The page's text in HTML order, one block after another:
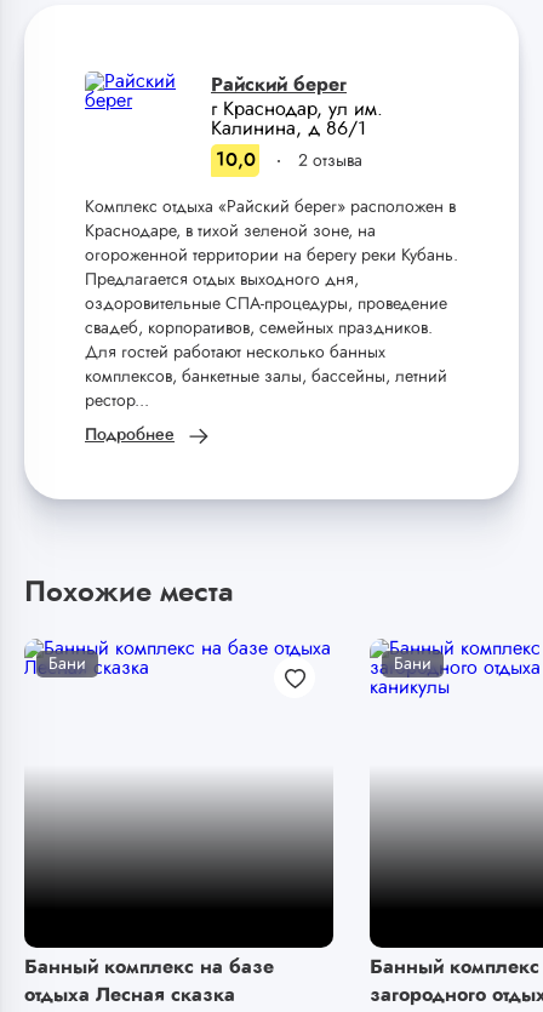
Райский берег
г Краснодар, ул им.
Калинина, д 86/1
10,0
2 отзыва
Комплекс отдыха «Райский берег» расположен в
Краснодаре, в тихой зеленой зоне, на
огороженной территории на берегу реки Кубань.
Предлагается отдых выходного дня,
оздоровительные СПА-процедуры, проведение
свадеб, корпоративов, семейных праздников.
Для гостей работают несколько банных
комплексов, банкетные залы, бассейны, летний
рестор...
Подробнее
Похожие места
Бани
Банный комплекс на базе
отдыха Лесная сказка
Бани
Банный комплекс
загородного